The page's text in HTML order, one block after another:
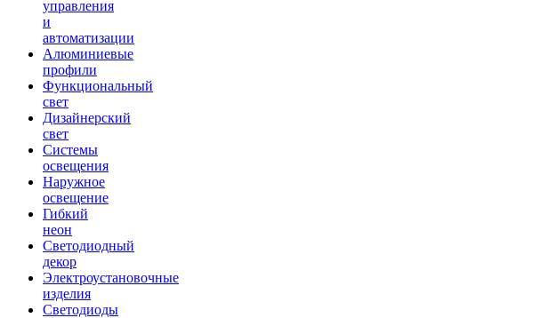
управления
и
автоматизации
Алюминиевые
профили
Функциональный
свет
Дизайнерский
свет
Системы
освещения
Наружное
освещение
Гибкий
неон
Светодиодный
декор
Электроустановочные
изделия
Светодиоды